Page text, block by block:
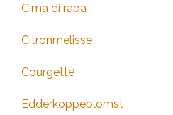
Cima di rapa
Citronmelisse
Courgette
Edderkoppeblomst